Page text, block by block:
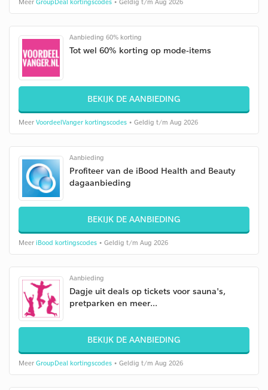
Meer GroupDeal kortingscodes • Geldig t/m Aug 2026
Aanbieding 60% korting
Tot wel 60% korting op mode-items
BEKIJK DE AANBIEDING
Meer VoordeelVanger kortingscodes • Geldig t/m Aug 2026
Aanbieding
Profiteer van de iBood Health and Beauty
dagaanbieding
BEKIJK DE AANBIEDING
Meer iBood kortingscodes • Geldig t/m Aug 2026
Aanbieding
Dagje uit deals op tickets voor sauna's,
pretparken en meer...
BEKIJK DE AANBIEDING
Meer GroupDeal kortingscodes • Geldig t/m Aug 2026